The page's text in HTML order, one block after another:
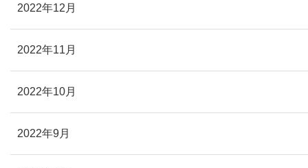
2022年12月
2022年11月
2022年10月
2022年9月